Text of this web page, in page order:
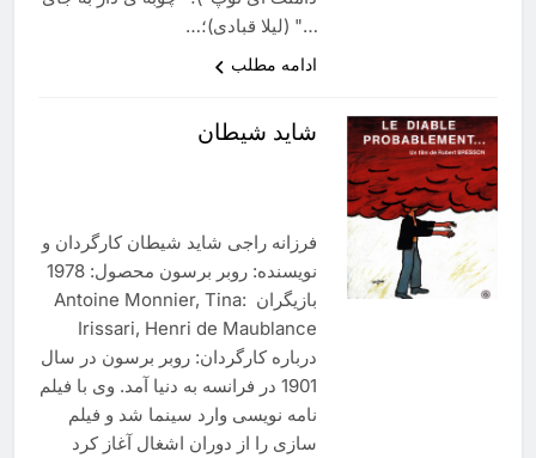
…" (لیلا قبادی)؛…
ادامه مطلب
شاید شیطان
فرزانه راجی شاید شیطان کارگردان و
نویسنده: روبر برسون محصول: 1978
بازیگران :Antoine Monnier, Tina
درباره کارگردان: روبر برسون در سال
1901 در فرانسه به دنیا آمد. وی با فیلم
نامه نویسی وارد سینما شد و فیلم
سازی را از دوران اشغال آغاز کرد